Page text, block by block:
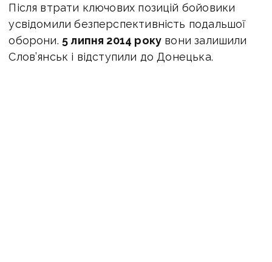
Після втрати ключових позицій бойовики
усвідомили безперспективність подальшої
оборони. 5 липня 2014 року вони залишили
Слов’янськ і відступили до Донецька.